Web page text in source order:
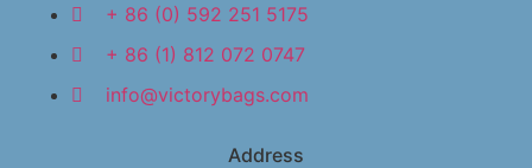
+ 86 (0) 592 251 5175
+ 86 (1) 812 072 0747
info@victorybags.com
Address